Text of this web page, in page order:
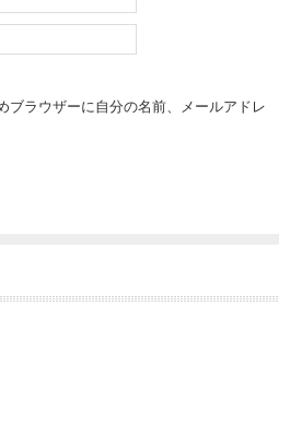
ブラウザーに自分の名前、メールアドレ